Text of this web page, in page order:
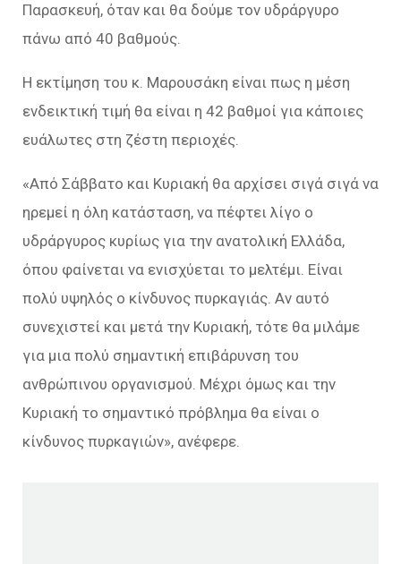
Παρασκευή, όταν και θα δούμε τον υδράργυρο
πάνω από 40 βαθμούς.
Η εκτίμηση του κ. Μαρουσάκη είναι πως η μέση
ενδεικτική τιμή θα είναι η 42 βαθμοί για κάποιες
ευάλωτες στη ζέστη περιοχές.
«Από Σάββατο και Κυριακή θα αρχίσει σιγά σιγά να
ηρεμεί η όλη κατάσταση, να πέφτει λίγο ο
υδράργυρος κυρίως για την ανατολική Ελλάδα,
όπου φαίνεται να ενισχύεται το μελτέμι. Είναι
πολύ υψηλός ο κίνδυνος πυρκαγιάς. Αν αυτό
συνεχιστεί και μετά την Κυριακή, τότε θα μιλάμε
για μια πολύ σημαντική επιβάρυνση του
ανθρώπινου οργανισμού. Μέχρι όμως και την
Κυριακή το σημαντικό πρόβλημα θα είναι ο
κίνδυνος πυρκαγιών», ανέφερε.